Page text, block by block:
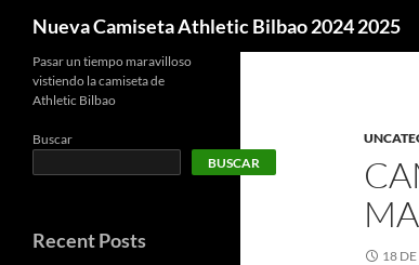
Nueva Camiseta Athletic Bilbao 2024 2025
18
Pasar un tiempo maravilloso
vistiendo la camiseta de
Athletic Bilbao
Buscar
BUSCAR
Recent Posts